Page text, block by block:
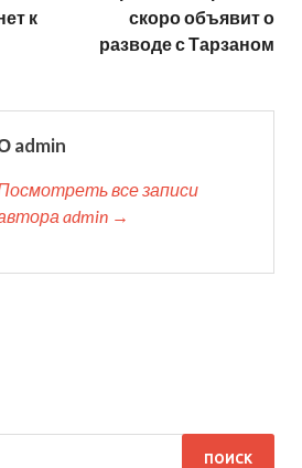
к
скоро объявит о
разводе с Тарзаном
admin
все записи
admin →